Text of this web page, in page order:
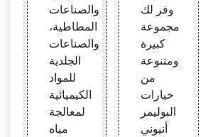
والصناعات
المطاطية،
والصناعات
الجلدية
للمواد
الكيميائية
لمعالجة
مياه
وفر لك
مجموعة
كبيرة
ومتنوعة
من
خيارات
البوليمر
أنيوني